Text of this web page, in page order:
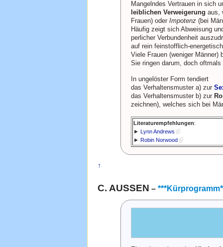
Mangelndes Vertrauen in sich
leiblichen Verweigerung aus,
Frauen) oderImpotenz (bei
Häufig zeigt sich Abweisung
perlicher Verbundenheit
auf rein feinstofflich-
Viele Frauen (weniger
Sie ringen darum, doch
In ungelöster Form tendiert
das Verhaltensmuster a) zur
das Verhaltensmuster b) zur
zeichnen), welches sich bei
Literaturempfehlungen:
►Lynn Andrews
►Robin Norwood
↑
C. AUSSEN –